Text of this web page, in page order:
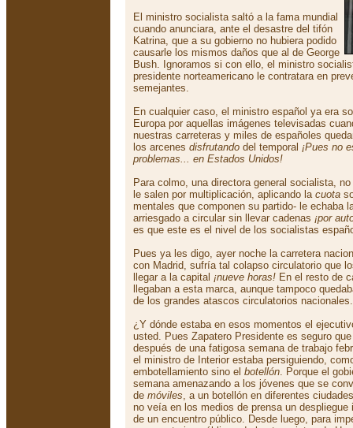
El ministro socialista saltó a la fama mundial
cuando anunciara, ante el desastre del tifón
Katrina, que a su gobierno no hubiera podido
causarle los mismos daños que al de George
Bush. Ignoramos si con ello, el ministro
presidente norteamericano le contratara en
semejantes.
En cualquier caso, el ministro español ya era
Europa por aquellas imágenes televisadas
nuestras carreteras y miles de españoles
los arcenes disfrutando del temporal ¡Pues no
problemas... en Estados Unidos!
Para colmo, una directora general socialista,
le salen por multiplicación, aplicando la cuota
mentales que componen su partido- le echaba
arriesgado a circular sin llevar cadenas ¡por
es que este es el nivel de los socialistas
Pues ya les digo, ayer noche la carretera
con Madrid, sufría tal colapso circulatorio que
llegar a la capital ¡nueve horas! En el resto de
llegaban a esta marca, aunque tampoco
de los grandes atascos circulatorios nacionales.
¿Y dónde estaba en esos momentos el
usted. Pues Zapatero Presidente es seguro
después de una fatigosa semana de trabajo
el ministro de Interior estaba persiguiendo,
embotellamiento sino el botellón. Porque el
semana amenazando a los jóvenes que se
de móviles, a un botellón en diferentes
no veía en los medios de prensa un
de un encuentro público. Desde luego, para